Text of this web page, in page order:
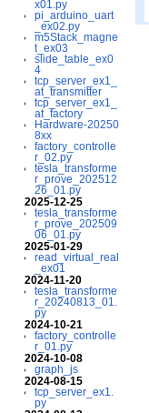
x01.py
pi_arduino_uart
_ex02.py
m5Stack_magne
t_ex03
slide_table_ex0
4
tcp_server_ex1_
at_transmitter
tcp_server_ex1_
at_factory
Hardware-20250
8xx
factory_controlle
r_02.py
tesla_transforme
r_prove_202512
26_01.py
2025-12-25
tesla_transforme
r_prove_202509
06_01.py
2025-01-29
read_virtual_real
_ex01
2024-11-20
tesla_transforme
r_20240813_01.
py
2024-10-21
factory_controlle
r_01.py
2024-10-08
graph_js
2024-08-15
tcp_server_ex1.
py